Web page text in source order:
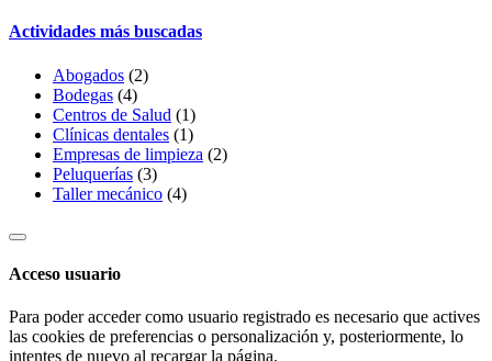
Actividades más buscadas
Abogados (2)
Bodegas (4)
Centros de Salud (1)
Clínicas dentales (1)
Empresas de limpieza (2)
Peluquerías (3)
Taller mecánico (4)
Acceso usuario
Para poder acceder como usuario registrado es necesario que actives
las cookies de preferencias o personalización y, posteriormente, lo
intentes de nuevo al recargar la página.